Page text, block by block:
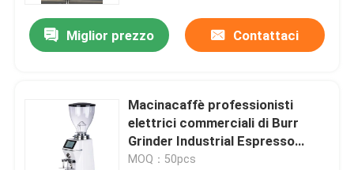
Miglior prezzo Contattaci
Macinacaffè professionisti
elettrici commerciali di Burr
Grinder Industrial Espresso
Large
MOQ：50pcs